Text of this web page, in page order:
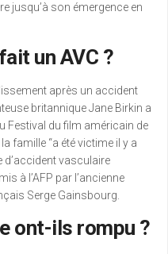
jusqu’à son émergence en
un AVC ?
après un accident
britannique Jane Birkin a
Festival du film américain de
famille “a été victime il y a
d’accident vasculaire
à l’AFP par l’ancienne
Serge Gainsbourg.
ont-ils rompu ?